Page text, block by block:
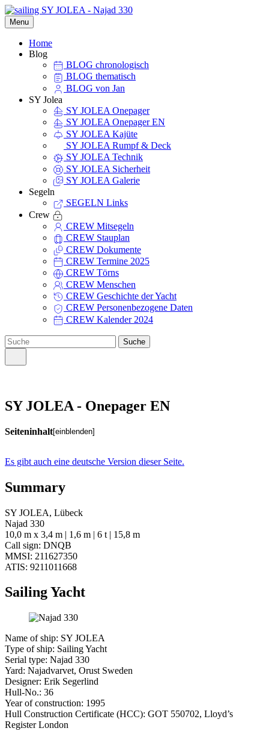
Menu
Home
Blog
BLOG chronologisch
BLOG thematisch
BLOG von Jan
SY Jolea
SY JOLEA Onepager
SY JOLEA Onepager EN
SY JOLEA Kajüte
SY JOLEA Rumpf & Deck
SY JOLEA Technik
SY JOLEA Sicherheit
SY JOLEA Galerie
Segeln
SEGELN Links
Crew
CREW Mitsegeln
CREW Stauplan
CREW Dokumente
CREW Termine 2025
CREW Törns
CREW Menschen
CREW Geschichte der Yacht
CREW Personenbezogene Daten
CREW Kalender 2024
Suche
SY JOLEA - Onepager EN
Seiteninhalt einblenden
Es gibt auch eine deutsche Version dieser Seite.
Summary
SY JOLEA, Lübeck
Najad 330
10,0 m x 3,4 m | 1,6 m | 6 t | 15,8 m
Call sign: DNQB
MMSI: 211627350
ATIS: 9211011668
Sailing Yacht
Name of ship: SY JOLEA
Type of ship: Sailing Yacht
Serial type: Najad 330
Yard: Najadvarvet, Orust Sweden
Designer: Erik Segerlind
Hull-No.: 36
Year of construction: 1995
Hull Construction Certificate (HCC): GOT 550702, Lloyd’s
Register London